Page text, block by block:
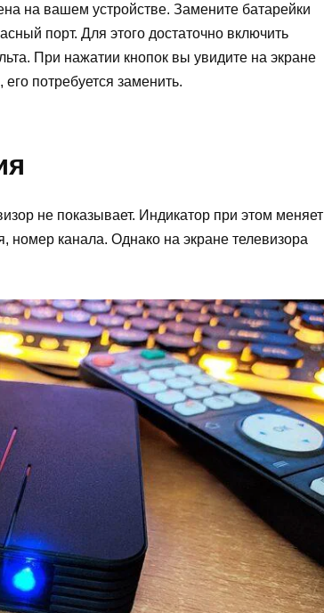
на вашем устройстве. Замените батарейки
порт. Для этого достаточно включить
При нажатии кнопок вы увидите на экране
потребуется заменить.
не показывает. Индикатор при этом меняет
номер канала. Однако на экране телевизора